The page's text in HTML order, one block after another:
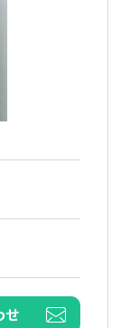
せ